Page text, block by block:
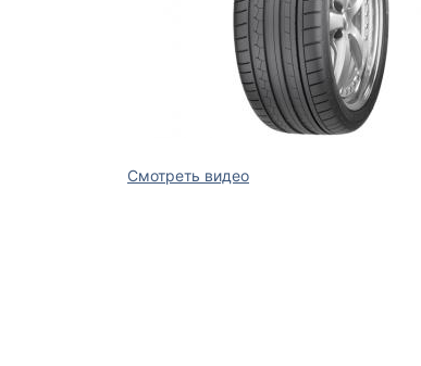
Смотреть видео